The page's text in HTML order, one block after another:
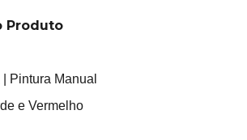
Produto
Pintura Manual
e Vermelho